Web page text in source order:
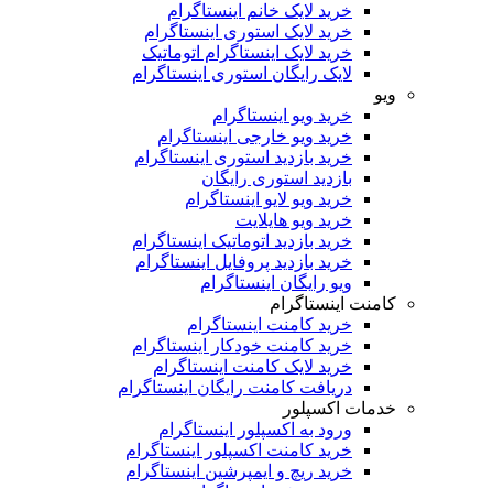
خرید لایک خانم اینستاگرام
خرید لایک استوری اینستاگرام
خرید لایک اینستاگرام اتوماتیک
لایک رایگان استوری اینستاگرام
ویو
خرید ویو اینستاگرام
خرید ویو خارجی اینستاگرام
خرید بازدید استوری اینستاگرام
بازدید استوری رایگان
خرید ویو لایو اینستاگرام
خرید ویو هایلایت
خرید بازدید اتوماتیک اینستاگرام
خرید بازدید پروفایل اینستاگرام
ویو رایگان اینستاگرام
کامنت اینستاگرام
خرید کامنت اینستاگرام
خرید کامنت خودکار اینستاگرام
خرید لایک کامنت اینستاگرام
دریافت کامنت رایگان اینستاگرام
خدمات اکسپلور
ورود به اکسپلور اینستاگرام
خرید کامنت اکسپلور اینستاگرام
خرید ریچ و ایمپرشین اینستاگرام